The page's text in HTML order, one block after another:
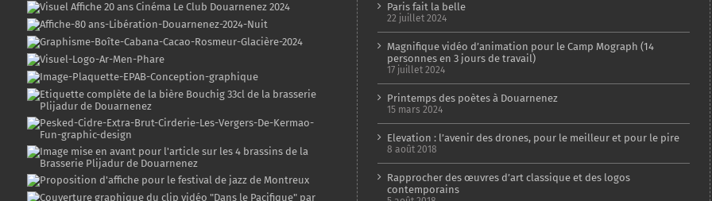
Paris fait la belle
22 juillet 2024
Magnifique vidéo d’animation pour le Camp Mograph (14
personnes en 3 jours de travail)
17 juillet 2024
Printemps des poètes à Douarnenez
15 mars 2024
Elevation : l’avenir des drones, pour le meilleur et pour le pire
8 août 2018
Rapprocher des œuvres d’art classique et des logos
contemporains